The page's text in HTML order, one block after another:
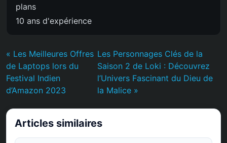
plans
10 ans d'expérience
« Les Meilleures Offres
de Laptops lors du
Festival Indien
d’Amazon 2023
Les Personnages Clés de la
Saison 2 de Loki : Découvrez
l’Univers Fascinant du Dieu de
la Malice »
Articles similaires